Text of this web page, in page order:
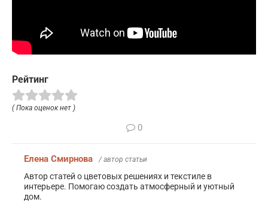
Рейтинг
( Пока оценок нет )
0
Елена Смирнова / автор статьи
Автор статей о цветовых решениях и текстиле в
интерьере. Помогаю создать атмосферный и уютный
дом.